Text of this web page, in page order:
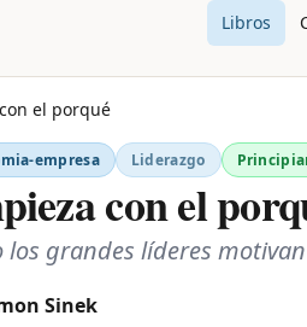
Libros
el porqué
empresa Liderazgo
con el
los grandes líderes
Sinek